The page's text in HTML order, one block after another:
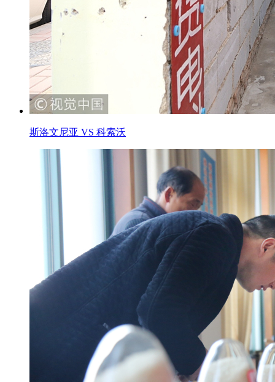
斯洛文尼亚 VS 科索沃